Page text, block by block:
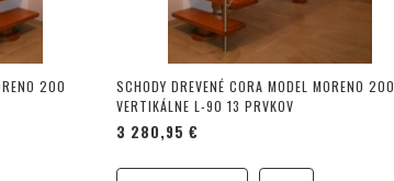
200
SCHODY DREVENÉ CORA MODEL MORENO 200
VERTIKÁLNE L-90 13 PRVKOV
3 280,95 €